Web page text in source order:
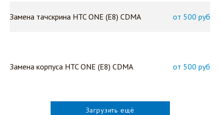
Замена тачскрина HTC ONE (E8) CDMA от 500 руб
Замена корпуса HTC ONE (E8) CDMA от 500 руб
Загрузить ещё